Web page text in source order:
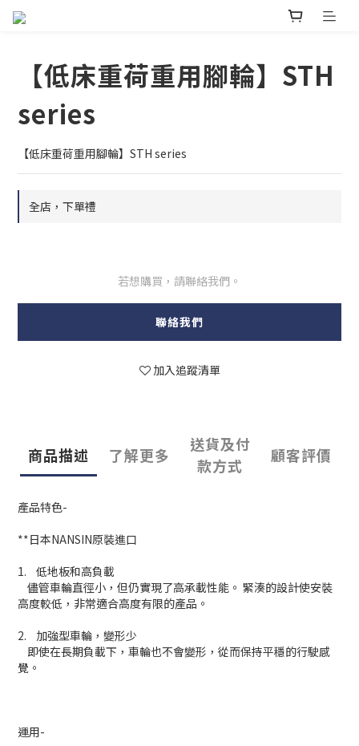
【低床重荷重用腳輪】STH
series
【低床重荷重用腳輪】STH series
全店，下單禮
若想購買，請聯絡我們。
聯絡我們
加入追蹤清單
商品描述 了解更多
送貨及付
款方式
顧客評價
產品特色-
**日本NANSIN原裝進口
1. 低地板和高負載
儘管車輪直徑小，但仍實現了高承載性能。 緊湊的設計使安裝
高度較低，非常適合高度有限的產品。
2. 加強型車輪，變形少
即使在長期負載下，車輪也不會變形，從而保持平穩的行駛感
覺。
運用-